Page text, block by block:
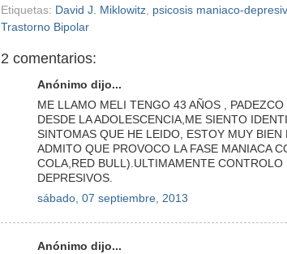
Etiquetas: David J. Miklowitz psicosis maniaco-
Trastorno Bipolar
2 comentarios:
Anónimo dijo...
ME LLAMO MELI TENGO 43 AÑOS ,
DESDE LA ADOLESCENCIA,ME SIENTO
SINTOMAS QUE HE LEIDO, ESTOY MUY
ADMITO QUE PROVOCO LA FASE MANIACA
COLA,RED BULL).ULTIMAMENTE CONTROLO
DEPRESIVOS.
sábado, 07 septiembre, 2013
Anónimo dijo...